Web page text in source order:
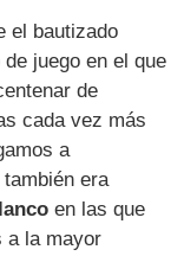
el bautizado
de juego en el que
de
cada vez más
a
era
en las que
a la mayor